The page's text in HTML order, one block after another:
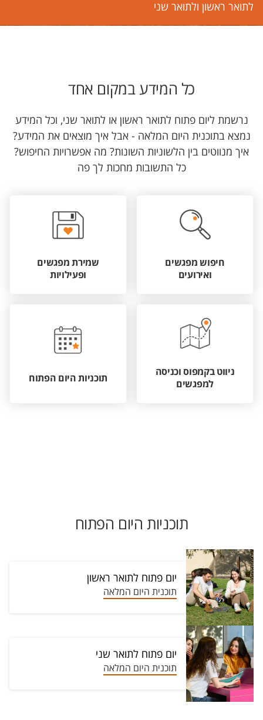
​​​​​לתואר ראשון ולתואר שני
כל המידע במקום אחד
נרשמת ליום פתוח לתואר ראשון או לתואר שני, וכל המידע
נמצא בתוכנית היום המלאה - אבל איך מוצאים את המידע?
איך מנווטים בין הלשוניות השונות? מה אפשרויות החיפוש?
כל התשובות מחכות לך פה
חיפוש מפגשים
ואירועים
שמירת מפגשים
ופעילויות
ניווט בקמפוס וכניסה
למפגשים
תוכניות היום הפתוח
תוכניות היום הפתוח
יום פתוח לתואר ראשון
תוכנית היום המלאה
יום פתוח לתואר שני
תוכנית היום המלאה